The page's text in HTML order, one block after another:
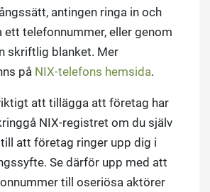
antingen ringa in och
ett telefonnummer, eller genom
skriftlig blanket. Mer
på NIX-telefons hemsida.
att tillägga att företag har
NIX-registret om du själv
att företag ringer upp dig i
Se därför upp med att
till oseriösa aktörer